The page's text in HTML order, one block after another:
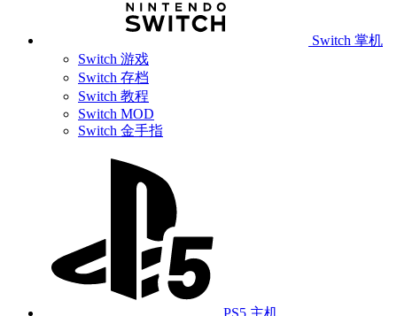
Switch 掌机
Switch 游戏
Switch 存档
Switch 教程
Switch MOD
Switch 金手指